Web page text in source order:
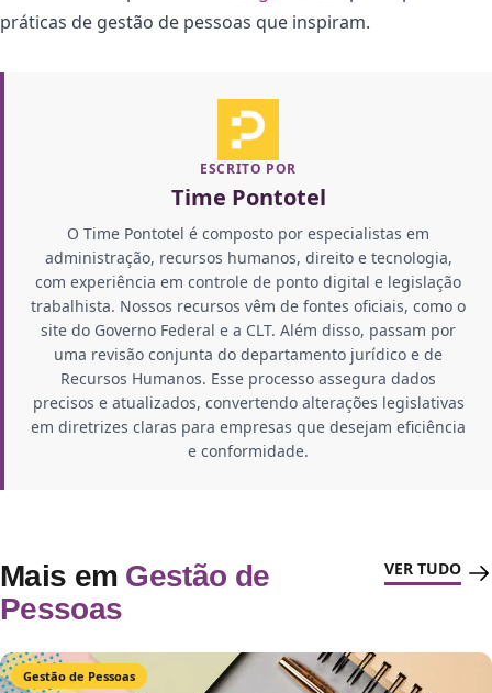
práticas de gestão de pessoas que inspiram.
ESCRITO POR
Time Pontotel
O Time Pontotel é composto por especialistas em
administração, recursos humanos, direito e tecnologia,
com experiência em controle de ponto digital e legislação
trabalhista. Nossos recursos vêm de fontes oficiais, como o
site do Governo Federal e a CLT. Além disso, passam por
uma revisão conjunta do departamento jurídico e de
Recursos Humanos. Esse processo assegura dados
precisos e atualizados, convertendo alterações legislativas
em diretrizes claras para empresas que desejam eficiência
e conformidade.
Mais em Gestão de
Pessoas
VER TUDO
Gestão de Pessoas